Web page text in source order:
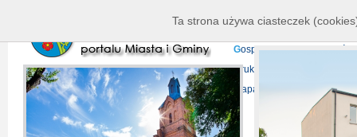
P
rojekty europejskie
Gospodarka
D ruki do pobrania
Mapa serwisu
Ta strona używa ciasteczek